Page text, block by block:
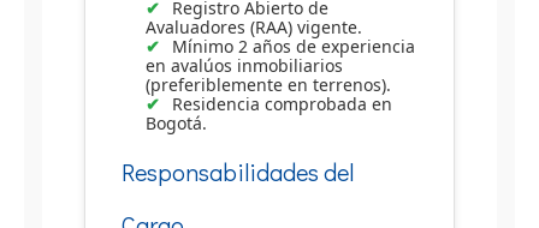
Registro Abierto de
Avaluadores (RAA) vigente.
Mínimo 2 años de experiencia
en avalúos inmobiliarios
(preferiblemente en terrenos).
Residencia comprobada en
Bogotá.
Responsabilidades del